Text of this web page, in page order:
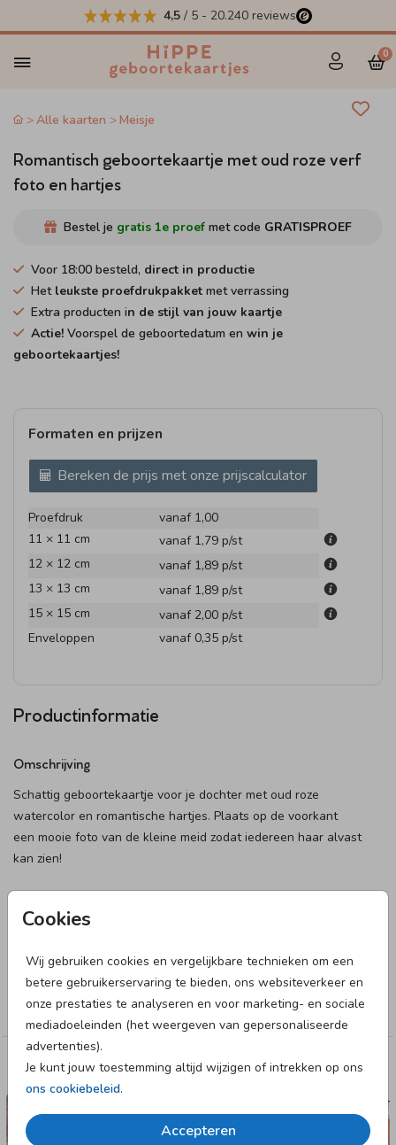
4,5 / 5 - 20.240 reviews
0
Cookies
Wij gebruiken cookies en vergelijkbare technieken om een
betere gebruikerservaring te bieden, ons websiteverkeer en
onze prestaties te analyseren en voor marketing- en sociale
mediadoeleinden (het weergeven van gepersonaliseerde
advertenties).
Je kunt jouw toestemming altijd wijzigen of intrekken op ons
ons cookiebeleid.
Accepteren
Alle kaarten Meisje
Romantisch geboortekaartje met oud roze verf
foto en hartjes
Bestel je gratis 1e proef met code GRATISPROEF
Voor 18:00 besteld, direct in productie
Het leukste proefdrukpakket met verrassing
Extra producten in de stijl van jouw kaartje
Actie! Voorspel de geboortedatum en win je
geboortekaartjes!
Formaten en prijzen
Bereken de prijs met onze prijscalculator
Proefdruk
vanaf 1,00
11 × 11 cm
vanaf 1,79 p/st
12 × 12 cm
vanaf 1,89 p/st
13 × 13 cm
vanaf 1,89 p/st
15 × 15 cm
vanaf 2,00 p/st
Enveloppen
vanaf 0,35 p/st
Productinformatie
Omschrijving
Schattig geboortekaartje voor je dochter met oud roze
watercolor en romantische hartjes. Plaats op de voorkant
een mooie foto van de kleine meid zodat iedereen haar alvast
kan zien!
Collectie
Meisje
Deze designs vind je misschien ook leuk